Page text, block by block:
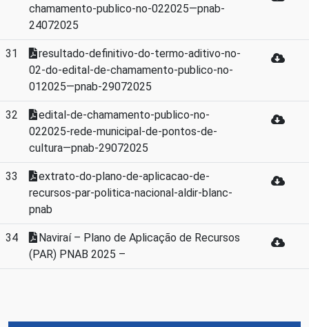
chamamento-publico-no-022025—pnab-
24072025
31
resultado-definitivo-do-termo-aditivo-no-
02-do-edital-de-chamamento-publico-no-
012025—pnab-29072025
32
edital-de-chamamento-publico-no-
022025-rede-municipal-de-pontos-de-
cultura—pnab-29072025
33
extrato-do-plano-de-aplicacao-de-
recursos-par-politica-nacional-aldir-blanc-
pnab
34
Naviraí – Plano de Aplicação de Recursos
(PAR) PNAB 2025 –